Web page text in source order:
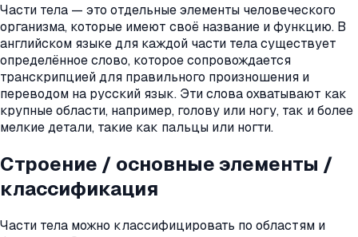
Части тела — это отдельные элементы человеческого
организма, которые имеют своё название и функцию. В
английском языке для каждой части тела существует
определённое слово, которое сопровождается
транскрипцией для правильного произношения и
переводом на русский язык. Эти слова охватывают как
крупные области, например, голову или ногу, так и более
мелкие детали, такие как пальцы или ногти.
Строение / основные элементы /
классификация
Части тела можно классифицировать по областям и